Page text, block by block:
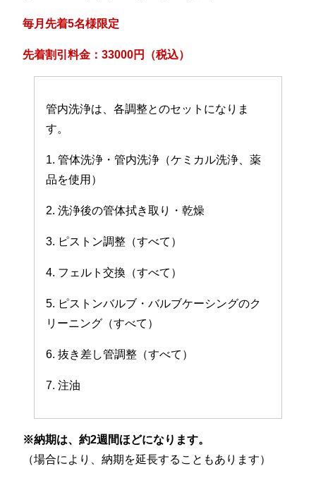
毎月先着5名様限定
先着割引料金：33000円（税込）
管内洗浄は、各調整とのセットになりま
す。
1. 管体洗浄・管内洗浄（ケミカル洗浄、薬
品を使用）
2. 洗浄後の管体拭き取り・乾燥
3. ピストン調整（すべて）
4. フェルト交換（すべて）
5. ピストンバルブ・バルブケーシングのク
リーニング（すべて）
6. 抜き差し管調整（すべて）
7. 注油
※納期は、約2週間ほどになります。
（場合により、納期を延長することもあります）